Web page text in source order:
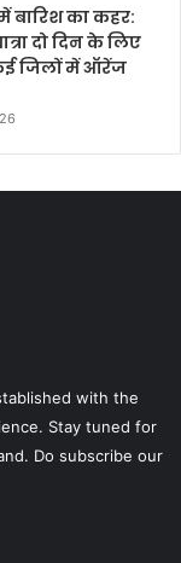
बारिश का कहर:
दो दिन के लिए
जिलों में ऑरेंज
with the
Stay tuned for
Do subscribe our